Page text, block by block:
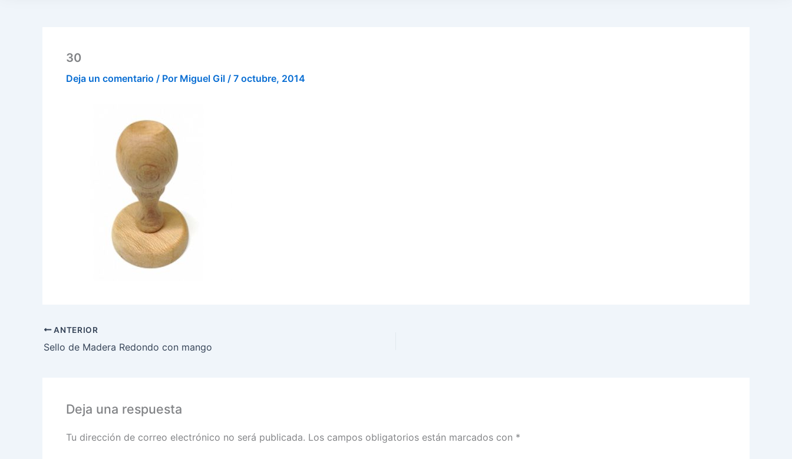
30
Deja un comentario / Por Miguel Gil / 7 octubre, 2014
ANTERIOR
Sello de Madera Redondo con mango
Deja una respuesta
Tu dirección de correo electrónico no será publicada. Los campos obligatorios están marcados con *